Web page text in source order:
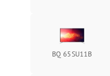
BQ 65SU11B